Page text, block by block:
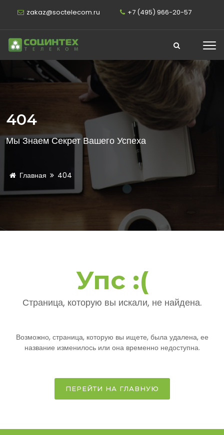
zakaz@soctelecom.ru +7 (495) 966-20-57
404
Мы Знаем Секрет Вашего Успеха
Главная 404
Упс :(
Страница, которую вы искали, не найдена.
Возможно, страница, которую вы ищете, была удалена, ее
название изменилось или она временно недоступна.
ПЕРЕЙТИ НА ГЛАВНУЮ